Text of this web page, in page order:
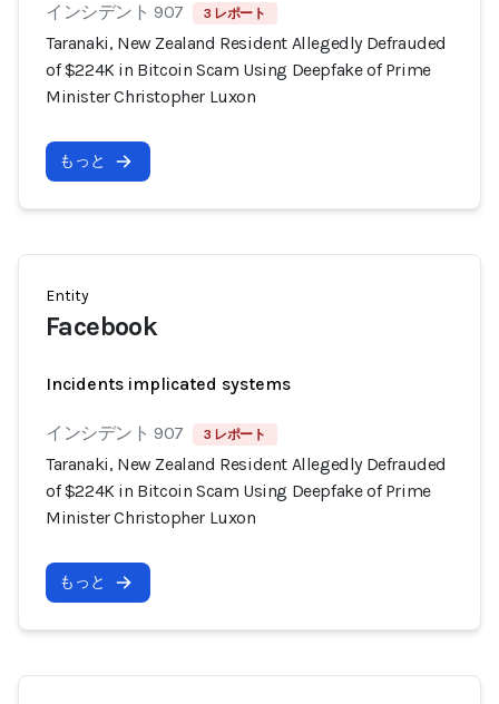
インシデント 907 3 レポート
Taranaki, New Zealand Resident Allegedly Defrauded
of $224K in Bitcoin Scam Using Deepfake of Prime
Minister Christopher Luxon
もっと
Entity
Facebook
Incidents implicated systems
インシデント 907 3 レポート
Taranaki, New Zealand Resident Allegedly Defrauded
of $224K in Bitcoin Scam Using Deepfake of Prime
Minister Christopher Luxon
もっと